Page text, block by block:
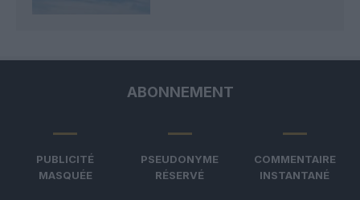
ABONNEMENT
PUBLICITÉ
MASQUÉE
PSEUDONYME
RÉSERVÉ
COMMENTAIRE
INSTANTANÉ